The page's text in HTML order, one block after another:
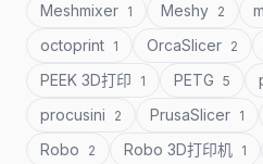
Meshmixer 1 Meshy 2
octoprint 1 OrcaSlicer 2
PEEK 3D打印 1 PETG 5
procusini 2 PrusaSlicer 1
Robo 2 Robo 3D打印机 1